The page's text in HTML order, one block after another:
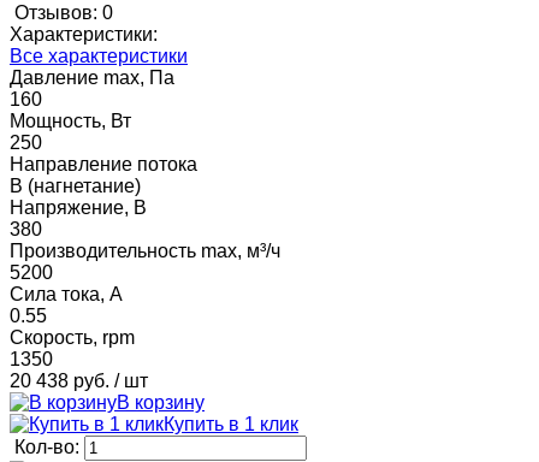
Отзывов: 0
Характеристики:
Все характеристики
Давление max, Па
160
Мощность, Вт
250
Направление потока
B (нагнетание)
Напряжение, В
380
Производительность max, м³/ч
5200
Сила тока, А
0.55
Скорость, rpm
1350
20 438 руб. / шт
В корзину
Купить в 1 клик
Кол-во: